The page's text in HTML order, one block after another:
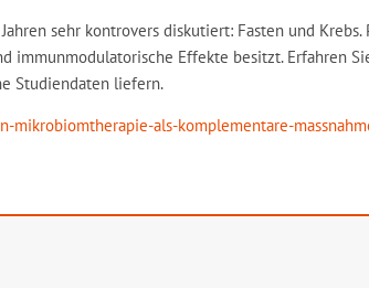
sehr kontrovers diskutiert: Fasten und
immunmodulatorische Effekte besitzt. Erfahren
Studiendaten liefern.
mikrobiomtherapie-als-komplementare-